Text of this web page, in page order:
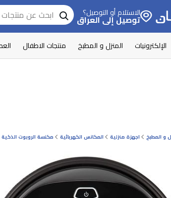
الاستلام أو التوصيل؟
توصيل إلى العراق
الإلكترونيات المنزل و المطبخ منتجات الاطفال
و المطبخ اجهزة منزلية المكانس الكهربائية مكنسة الروبوت الذكية